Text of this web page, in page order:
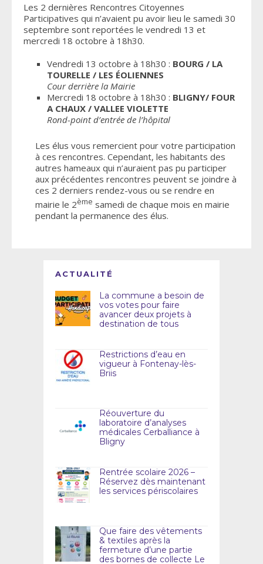
Les 2 dernières Rencontres Citoyennes
Participatives qui n’avaient pu avoir lieu le samedi 30
septembre sont reportées le vendredi 13 et
mercredi 18 octobre à 18h30.
Vendredi 13 octobre à 18h30 : BOURG / LA
TOURELLE / LES ÉOLIENNES
Cour derrière la Mairie
Mercredi 18 octobre à 18h30 : BLIGNY/ FOUR
A CHAUX / VALLEE VIOLETTE
Rond-point d’entrée de l’hôpital
Les élus vous remercient pour votre participation
à ces rencontres. Cependant, les habitants des
autres hameaux qui n’auraient pas pu participer
aux précédentes rencontres peuvent se joindre à
ces 2 derniers rendez-vous ou se rendre en
mairie le 2ème samedi de chaque mois en mairie
pendant la permanence des élus.
ACTUALITÉ
La commune a besoin de
vos votes pour faire
avancer deux projets à
destination de tous
Restrictions d’eau en
vigueur à Fontenay-lès-
Briis
Réouverture du
laboratoire d’analyses
médicales Cerballiance à
Bligny
Rentrée scolaire 2026 –
Réservez dès maintenant
les services périscolaires
Que faire des vêtements
& textiles après la
fermeture d’une partie
des bornes de collecte Le